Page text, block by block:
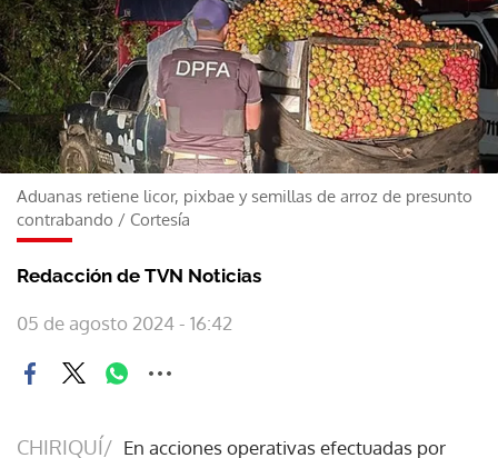
Aduanas retiene licor, pixbae y semillas de arroz de presunto
contrabando / Cortesía
Redacción de TVN Noticias
05 de agosto 2024 - 16:42
CHIRIQUÍ/ En acciones operativas efectuadas por